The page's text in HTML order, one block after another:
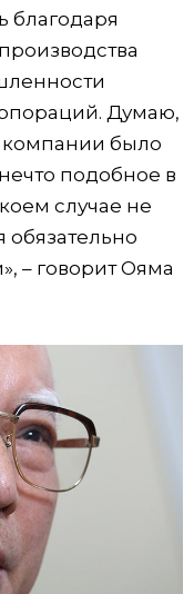
благодаря
Думаю,
было
подобное в
случае не
обязательно
– говорит Ояма